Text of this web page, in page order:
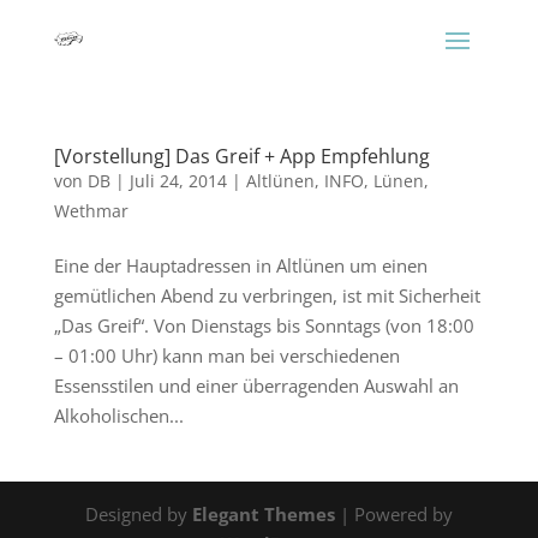
[Vorstellung] Das Greif + App Empfehlung
von DB| Juli 24, 2014| Altlünen, INFO, Lünen,
Wethmar
Eine der Hauptadressen in Altlünen um einen
gemütlichen Abend zu verbringen, ist mit Sicherheit
„Das Greif“. Von Dienstags bis Sonntags (von 18:00
– 01:00 Uhr) kann man bei verschiedenen
Essensstilen und einer überragenden Auswahl an
Alkoholischen...
Designed by Elegant Themes| Powered by